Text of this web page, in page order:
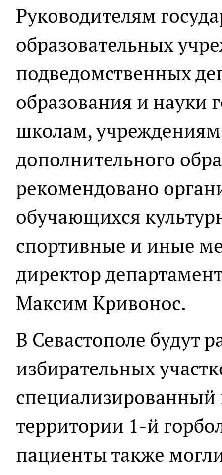
Руководителям
образовательных
подведомственных
образования и науки
школам,
дополнительного
рекомендовано
обучающихся
спортивные и иные
директор
Максим Кривонос.
В Севастополе будут
избирательных
специализированный
территории 1-й
пациенты также